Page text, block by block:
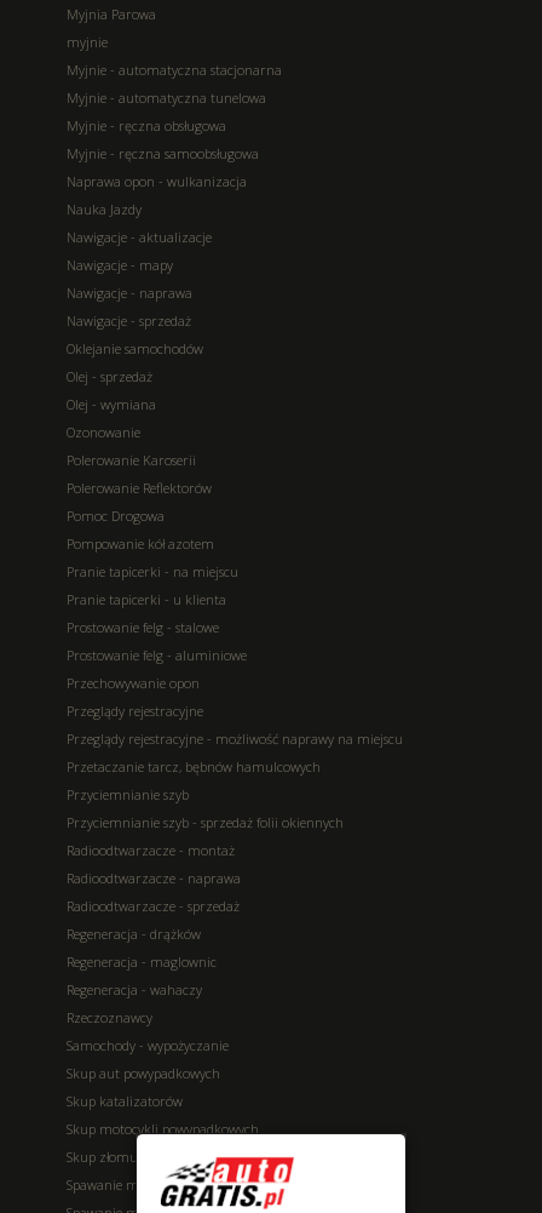
Myjnia Parowa
myjnie
Myjnie - automatyczna stacjonarna
Myjnie - automatyczna tunelowa
Myjnie - ręczna obsługowa
Myjnie - ręczna samoobsługowa
Naprawa opon - wulkanizacja
Nauka Jazdy
Nawigacje - aktualizacje
Nawigacje - mapy
Nawigacje - naprawa
Nawigacje - sprzedaż
Oklejanie samochodów
Olej - sprzedaż
Olej - wymiana
Ozonowanie
Polerowanie Karoserii
Polerowanie Reflektorów
Pomoc Drogowa
Pompowanie kół azotem
Pranie tapicerki - na miejscu
Pranie tapicerki - u klienta
Prostowanie felg - stalowe
Prostowanie felg - aluminiowe
Przechowywanie opon
Przeglądy rejestracyjne
Przeglądy rejestracyjne - możliwość naprawy na miejscu
Przetaczanie tarcz, bębnów hamulcowych
Przyciemnianie szyb
Przyciemnianie szyb - sprzedaż folii okiennych
Radioodtwarzacze - montaż
Radioodtwarzacze - naprawa
Radioodtwarzacze - sprzedaż
Regeneracja - drążków
Regeneracja - maglownic
Regeneracja - wahaczy
Rzeczoznawcy
Samochody - wypożyczanie
Skup aut powypadkowych
Skup katalizatorów
Skup motocykli powypadkowych
Skup złomu
Spawanie metali - aluminium